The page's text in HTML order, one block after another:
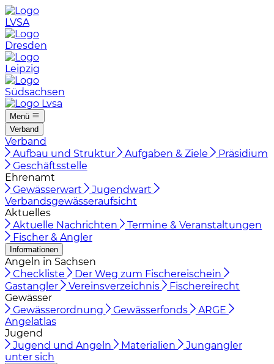
LVSA
Dresden
Leipzig
Südsachsen
Menü
Verband
Verband
Aufbau und Struktur
Aufgaben & Ziele Präsidium
Geschäftsstelle
Ehrenamt
Gewässerwart
Jugendwart
Verbandsgewässeraufsicht
Aktuelles
Aktuelle Nachrichten
Termine & Veranstaltungen
Fischer & Angler
Informationen
Angeln in Sachsen
Checkliste
Der Weg zum Fischereischein
Gastangler
Vereinsverzeichnis
Fischereirecht
Gewässer
Gewässerordnung
Gewässerfonds ARGE
Angelatlas
Jugend
Jugend und Angeln
Materialien Jungangler
unter sich